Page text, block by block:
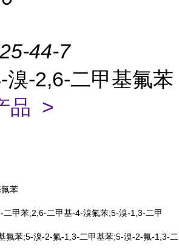
44-7
溴-2,6-二甲基氟苯
品 >
苯
甲苯;2,6-二甲基-4-溴氟苯;5-溴-1,3-二甲
氟苯;5-溴-2-氟-1,3-二甲基苯;5-溴-2-氟-1,3-二